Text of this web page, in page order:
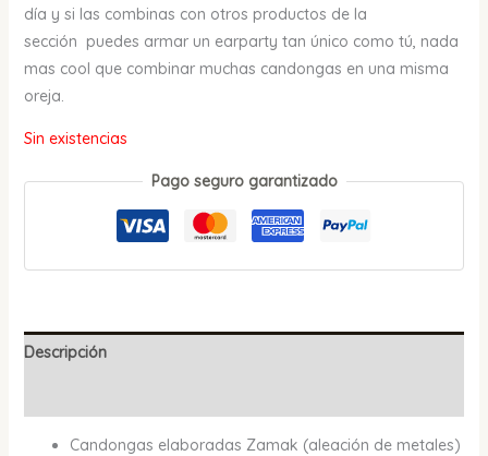
día y si las combinas con otros productos de la
sección puedes armar un earparty tan único como tú, nada
mas cool que combinar muchas candongas en una misma
oreja.
Sin existencias
Pago seguro garantizado
Descripción
Candongas elaboradas Zamak (aleación de metales)